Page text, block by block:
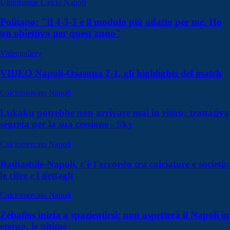
Ultimissime Calcio Napoli
Politano: "Il 4-3-3 è il modulo più adatto per me. Ho
un obiettivo per quest'anno"
Videogallery
VIDEO Napoli-Osasuna 2-1, gli highlights del match
Calciomercato Napoli
Lukaku potrebbe non arrivare mai in ritiro: trattativa
segreta per la sua cessione - Sky
Calciomercato Napoli
Badiashile-Napoli, c'è l'accordo tra calciatore e società:
le cifre e i dettagli
Calciomercato Napoli
Zeballos inizia a spazientirsi: non aspetterà il Napoli in
eterno, le ultime